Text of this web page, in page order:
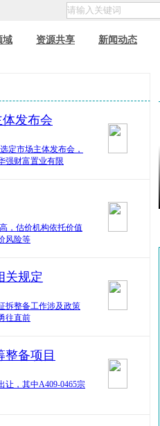
域 资源共享 新闻动态
发布会
定市场主体发布会，
强财富置业有限
，估价机构依托价值
风险等
关规定
拆整备工作涉及政策
往直前
备项目
，其中A409-0465宗